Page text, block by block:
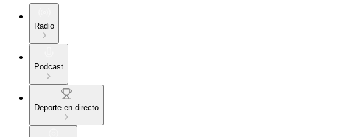
Radio
Podcast
Deporte en directo